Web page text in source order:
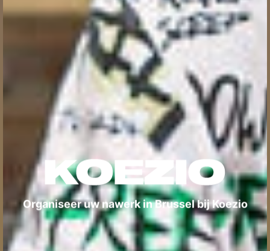
Organiseer uw nawerk in Brussel bij Koezio